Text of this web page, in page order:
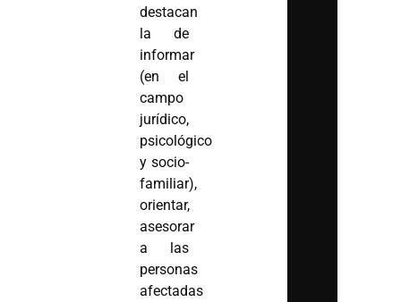
destacan
la de
informar
(en el
campo
jurídico,
psicológico
y socio-
familiar),
orientar,
asesorar
a las
personas
afectadas